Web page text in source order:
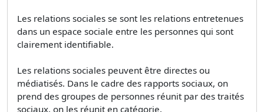
Les relations sociales se sont les relations entretenues
dans un espace sociale entre les personnes qui sont
clairement identifiable.
Les relations sociales peuvent être directes ou
médiatisés. Dans le cadre des rapports sociaux, on
prend des groupes de personnes réunit par des traités
sociaux, on les réunit en catégorie.